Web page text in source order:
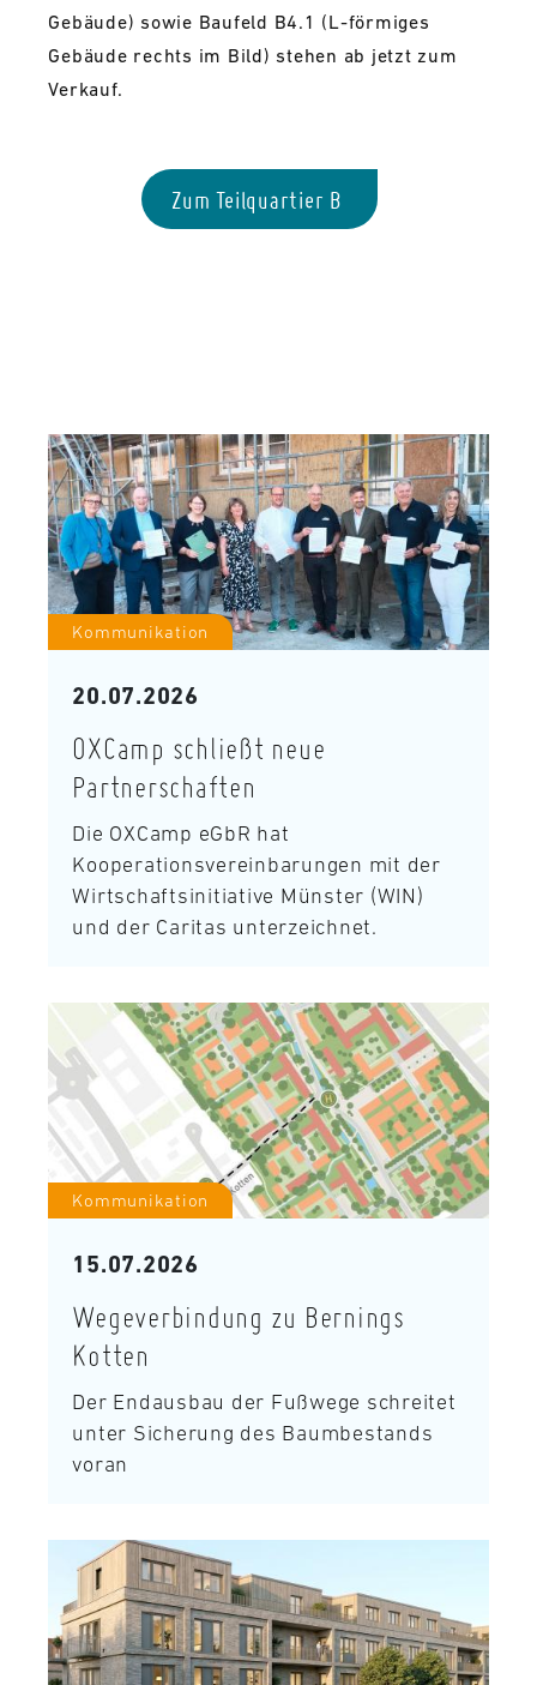
Gebäude) sowie Baufeld B4.1 (L-förmiges
Gebäude rechts im Bild) stehen ab jetzt zum
Verkauf.
Zum Teilquartier B
Kommunikation
20.07.2026
OXCamp schließt neue
Partnerschaften
Die OXCamp eGbR hat
Kooperationsvereinbarungen mit der
Wirtschaftsinitiative Münster (WIN)
und der Caritas unterzeichnet.
Kommunikation
15.07.2026
Wegeverbindung zu Bernings
Kotten
Der Endausbau der Fußwege schreitet
unter Sicherung des Baumbestands
voran